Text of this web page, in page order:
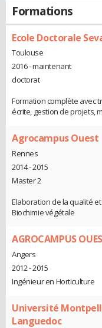
Formations
Ecole Doctorale
Toulouse
2016 - maintenant
doctorat
Formation complète avec
écrite, gestion de projets,
Agrocampus Ouest
Rennes
2014 - 2015
Master 2
Elaboration de la qualité
Biochimie végétale
AGROCAMPUS
Angers
2012 - 2015
Ingénieur en Horticulture
Université
Languedoc